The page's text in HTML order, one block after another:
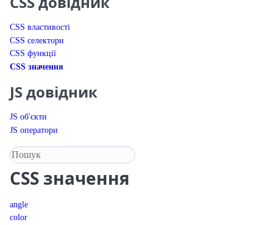
CSS властивості
CSS селектори
CSS функції
CSS значення
JS довідник
JS об'єкти
JS оператори
Пошук у довіднику
CSS значення
angle
color